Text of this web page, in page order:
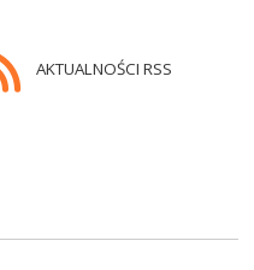
AKTUALNOŚCI RSS